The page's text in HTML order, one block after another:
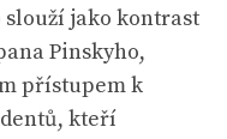
jako kontrast
Pinskyho,
přístupem k
kteří